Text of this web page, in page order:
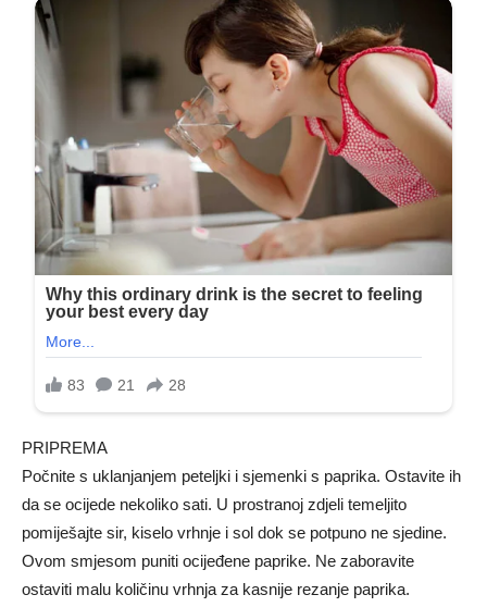
PRIPREMA
Počnite s uklanjanjem peteljki i sjemenki s paprika. Ostavite ih
da se ocijede nekoliko sati. U prostranoj zdjeli temeljito
pomiješajte sir, kiselo vrhnje i sol dok se potpuno ne sjedine.
Ovom smjesom puniti ocijeđene paprike. Ne zaboravite
ostaviti malu količinu vrhnja za kasnije rezanje paprika.